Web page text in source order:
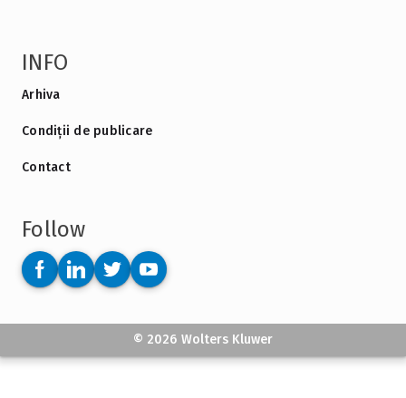
INFO
Arhiva
Condiții de publicare
Contact
Follow
© 2026 Wolters Kluwer